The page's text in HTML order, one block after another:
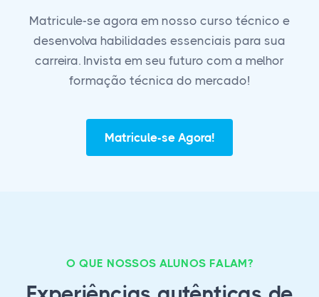
Matricule-se agora em nosso curso técnico e
desenvolva habilidades essenciais para sua
carreira. Invista em seu futuro com a melhor
formação técnica do mercado!
Matricule-se Agora!
O QUE NOSSOS ALUNOS FALAM?